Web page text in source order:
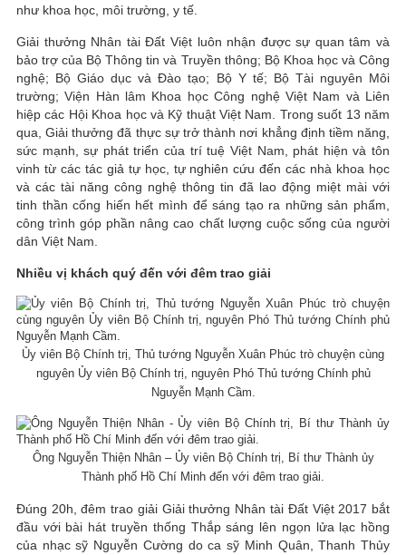
như khoa học, môi trường, y tế.
Giải thưởng Nhân tài Đất Việt luôn nhận được sự quan tâm và
bảo trợ của Bộ Thông tin và Truyền thông; Bộ Khoa học và Công
nghệ; Bộ Giáo dục và Đào tạo; Bộ Y tế; Bộ Tài nguyên Môi
trường; Viện Hàn lâm Khoa học Công nghệ Việt Nam và Liên
hiệp các Hội Khoa học và Kỹ thuật Việt Nam. Trong suốt 13 năm
qua, Giải thưởng đã thực sự trở thành nơi khẳng định tiềm năng,
sức mạnh, sự phát triển của trí tuệ Việt Nam, phát hiện và tôn
vinh từ các tác giả tự học, tự nghiên cứu đến các nhà khoa học
và các tài năng công nghệ thông tin đã lao động miệt mài với
tinh thần cống hiến hết mình để sáng tạo ra những sản phẩm,
công trình góp phần nâng cao chất lượng cuộc sống của người
dân Việt Nam.
Nhiều vị khách quý đến với đêm trao giải
Ủy viên Bộ Chính trị, Thủ tướng Nguyễn Xuân Phúc trò chuyện cùng
nguyên Ủy viên Bộ Chính trị, nguyên Phó Thủ tướng Chính phủ
Nguyễn Mạnh Cầm.
Ông Nguyễn Thiện Nhân – Ủy viên Bộ Chính trị, Bí thư Thành ủy
Thành phố Hồ Chí Minh đến với đêm trao giải.
Đúng 20h, đêm trao giải Giải thưởng Nhân tài Đất Việt 2017 bắt
đầu với bài hát truyền thống Thắp sáng lên ngọn lửa lạc hồng
của nhạc sỹ Nguyễn Cường do ca sỹ Minh Quân, Thanh Thủy